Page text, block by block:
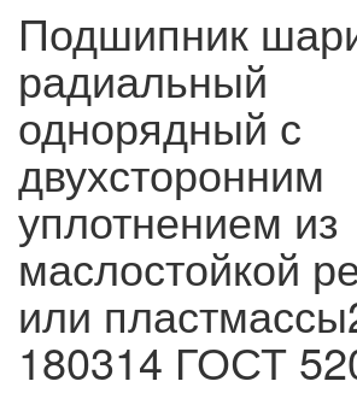
Подшипник
радиальный
однорядный с
двухсторонним
уплотнением из
маслостойкой
или
180314 ГОСТ